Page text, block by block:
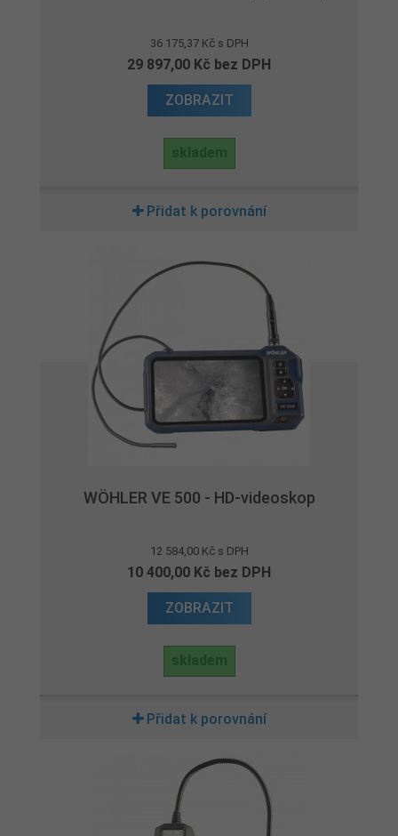
36 175,37 Kč s DPH
29 897,00 Kč bez DPH
ZOBRAZIT
skladem
Přidat k porovnání
WÖHLER VE 500 - HD-videoskop
12 584,00 Kč s DPH
10 400,00 Kč bez DPH
ZOBRAZIT
skladem
Přidat k porovnání